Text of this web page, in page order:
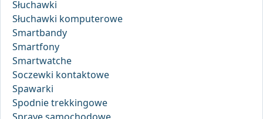
Słuchawki
Słuchawki komputerowe
Smartbandy
Smartfony
Smartwatche
Soczewki kontaktowe
Spawarki
Spodnie trekkingowe